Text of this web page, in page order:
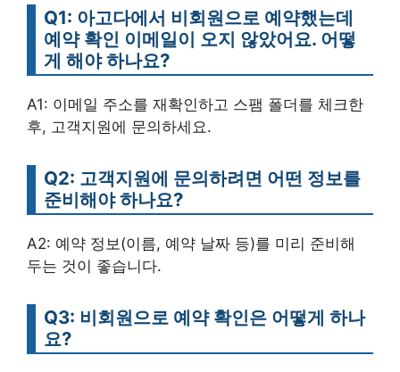
Q1: 아고다에서 비회원으로 예약했는데
예약 확인 이메일이 오지 않았어요. 어떻
게 해야 하나요?
A1: 이메일 주소를 재확인하고 스팸 폴더를 체크한
후, 고객지원에 문의하세요.
Q2: 고객지원에 문의하려면 어떤 정보를
준비해야 하나요?
A2: 예약 정보(이름, 예약 날짜 등)를 미리 준비해
두는 것이 좋습니다.
Q3: 비회원으로 예약 확인은 어떻게 하나
요?